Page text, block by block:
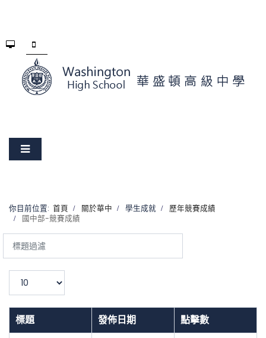
你目前位置: 首頁 關於華中 學生成就
歷年競賽成績
國中部-競賽成績
過
濾
數
目
標題 發佈日期
點擊數